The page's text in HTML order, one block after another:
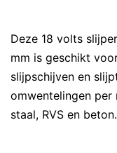
Deze 18 volts
mm is geschikt
slijpschijven en
omwentelingen
staal, RVS en beton.